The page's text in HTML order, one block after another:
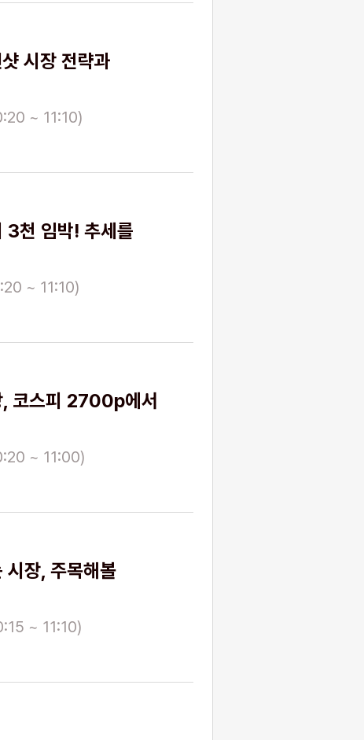
시장 전략과
~ 11:10)
3천 임박! 추세를
~ 11:10)
, 코스피 2700p에서
~ 11:00)
시장, 주목해볼
~ 11:10)